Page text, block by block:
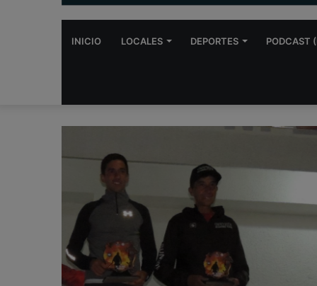
INICIO LOCALES DEPORTES PODCAST